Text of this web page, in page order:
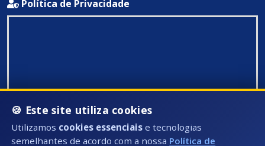
Política de Privacidade
🍪 Este site utiliza cookies
Utilizamos cookies essenciais e tecnologias
semelhantes de acordo com a nossa Política de